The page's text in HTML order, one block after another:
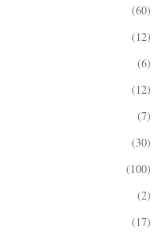
(60)
(12)
(6)
(12)
(7)
(30)
(100)
(2)
(17)